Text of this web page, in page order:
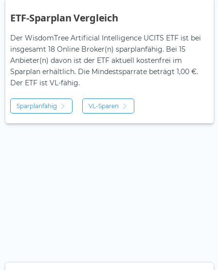
ETF-Sparplan Vergleich
Der WisdomTree Artificial Intelligence UCITS ETF ist bei
insgesamt 18 Online Broker(n) sparplanfähig. Bei 15
Anbieter(n) davon ist der ETF aktuell kostenfrei im
Sparplan erhältlich. Die Mindestsparrate beträgt 1,00 €.
Der ETF ist VL-fähig.
Sparplanfähig VL-Sparen